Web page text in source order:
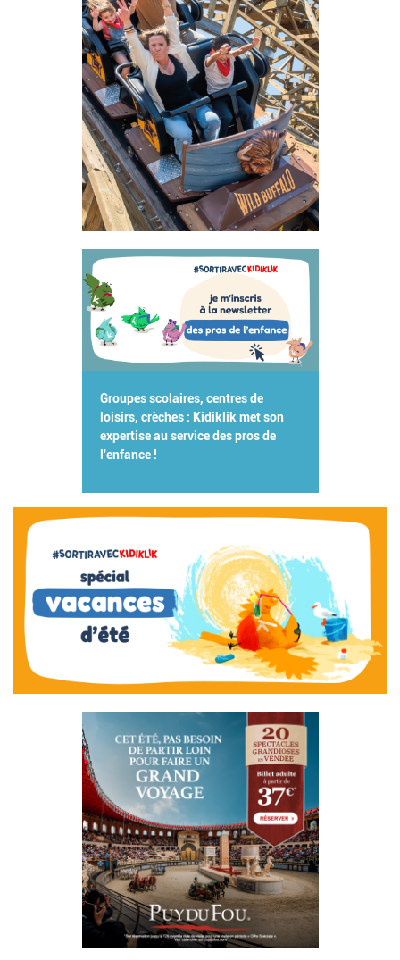
Groupes scolaires, centres de
loisirs, crèches : Kidiklik met son
expertise au service des pros de
l'enfance !